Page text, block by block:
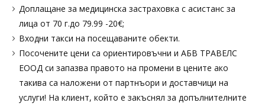
Доплащане за медицинска застраховка с асистанс за
лица от 70 г.до 79.99 -20€;
Входни такси на посещаваните обекти.
Посочените цени са ориентировъчни и АБВ ТРАВЕЛС
ЕООД си запазва правото на промени в цените ако
такива са наложени от партнъори и доставчици на
услуги! На клиент, който е закъснял за допълнителните